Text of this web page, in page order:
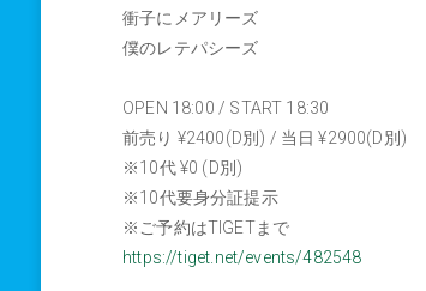
衝子にメアリーズ
僕のレテパシーズ
OPEN 18:00 / START 18:30
前売り ¥2400(D別) / 当日 ¥2900(D別)
※10代 ¥0 (D別)
※10代要身分証提示
※ご予約はTIGETまで
https://tiget.net/events/482548